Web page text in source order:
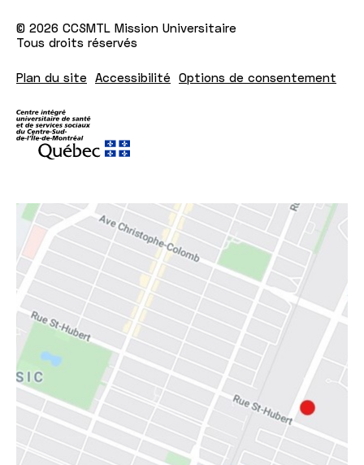
© 2026 CCSMTL Mission Universitaire
Tous droits réservés
Plan du site Accessibilité Options de consentement